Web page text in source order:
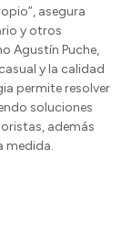
asegura
y otros
Agustín Puche,
y la calidad
permite resolver
soluciones
además
medida.